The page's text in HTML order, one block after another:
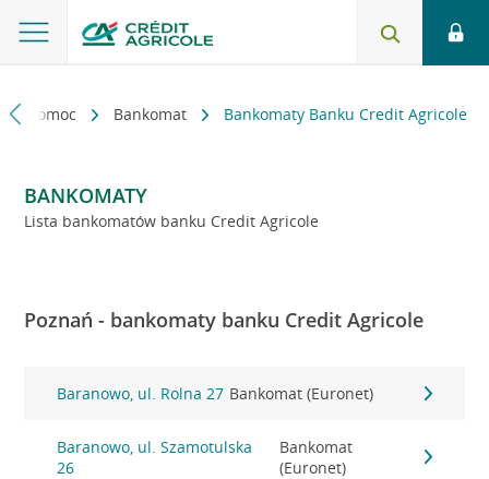
i pomoc Bankomat Bankomaty Banku Credit Agricole
BANKOMATY
Lista bankomatów banku Credit Agricole
Poznań - bankomaty banku Credit Agricole
Baranowo, ul. Rolna 27 Bankomat (Euronet)
Baranowo, ul. Szamotulska
26
Bankomat
(Euronet)